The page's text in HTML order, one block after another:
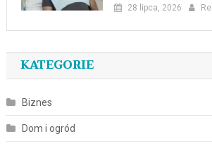
28 lipca, 2026
KATEGORIE
Biznes
Dom i ogród